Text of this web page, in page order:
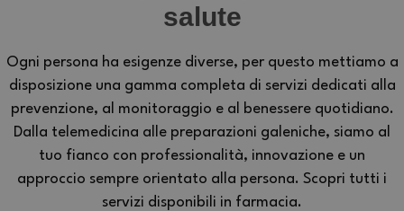
salute
Ogni persona ha esigenze diverse, per questo mettiamo a
disposizione una gamma completa di servizi dedicati alla
prevenzione, al monitoraggio e al benessere quotidiano.
Dalla telemedicina alle preparazioni galeniche, siamo al
tuo fianco con professionalità, innovazione e un
approccio sempre orientato alla persona. Scopri tutti i
servizi disponibili in farmacia.